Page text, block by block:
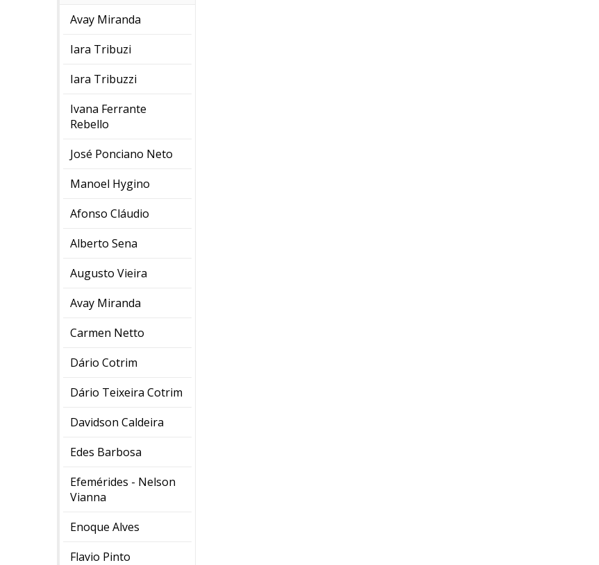
Avay Miranda
Iara Tribuzi
Iara Tribuzzi
Ivana Ferrante
Rebello
José Ponciano Neto
Manoel Hygino
Afonso Cláudio
Alberto Sena
Augusto Vieira
Avay Miranda
Carmen Netto
Dário Cotrim
Dário Teixeira Cotrim
Davidson Caldeira
Edes Barbosa
Efemérides - Nelson
Vianna
Enoque Alves
Flavio Pinto